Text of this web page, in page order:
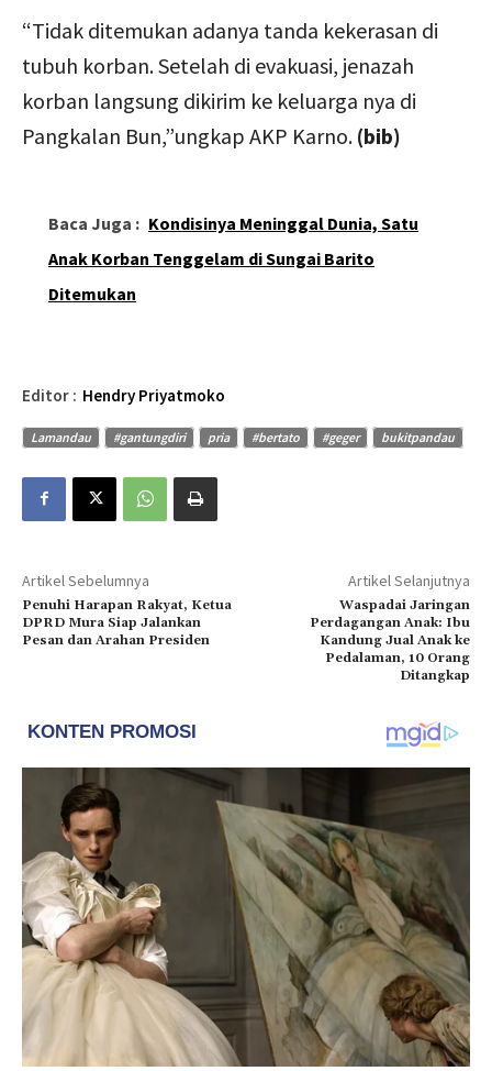
“Tidak ditemukan adanya tanda kekerasan di
tubuh korban. Setelah di evakuasi, jenazah
korban langsung dikirim ke keluarga nya di
Pangkalan Bun,”ungkap AKP Karno. (bib)
Baca Juga : Kondisinya Meninggal Dunia, Satu
Anak Korban Tenggelam di Sungai Barito
Ditemukan
Editor : Hendry Priyatmoko
Lamandau #gantungdiri pria #bertato #geger bukitpandau
Artikel Sebelumnya
Penuhi Harapan Rakyat, Ketua
DPRD Mura Siap Jalankan
Pesan dan Arahan Presiden
Artikel Selanjutnya
Waspadai Jaringan
Perdagangan Anak: Ibu
Kandung Jual Anak ke
Pedalaman, 10 Orang
Ditangkap